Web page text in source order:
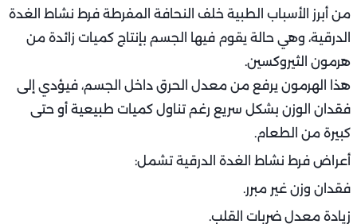
ما هي النحافة المفرطة؟
النحافة المفرطة تُعرّف طبيًا بأنها الحالة التي يكون فيها مؤشر
كتلة الجسم (BMI) أقل من 18.5.
وفي هذه الحالة، يعاني الجسم من نقص في الكتلة العضلية
والدهنية، مما يجعله أكثر عرضة للأمراض ونقص المناعة
وضعف العظام.
لكن قبل محاولة زيادة الوزن بشكل عشوائي، يجب أولاً تحديد